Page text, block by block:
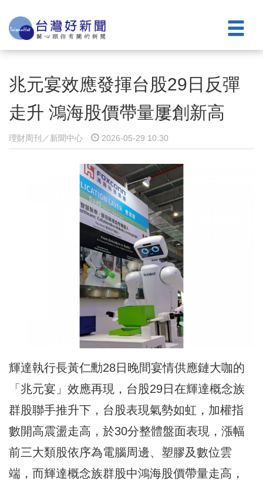
兆元宴效應發揮台股29日反彈
走升 鴻海股價帶量屢創新高
理財周刊／新聞中心 2026-05-29 10:30
輝達執行長黃仁勳28日晚間宴情供應鏈大咖的
「兆元宴」效應再現，台股29日在輝達概念族
群股聯手推升下，台股表現氣勢如虹，加權指
數開高震盪走高，於30分整體盤面表現，漲幅
前三大類股依序為電腦周邊、塑膠及數位雲
端，而輝達概念族群股中鴻海股價帶量走高，